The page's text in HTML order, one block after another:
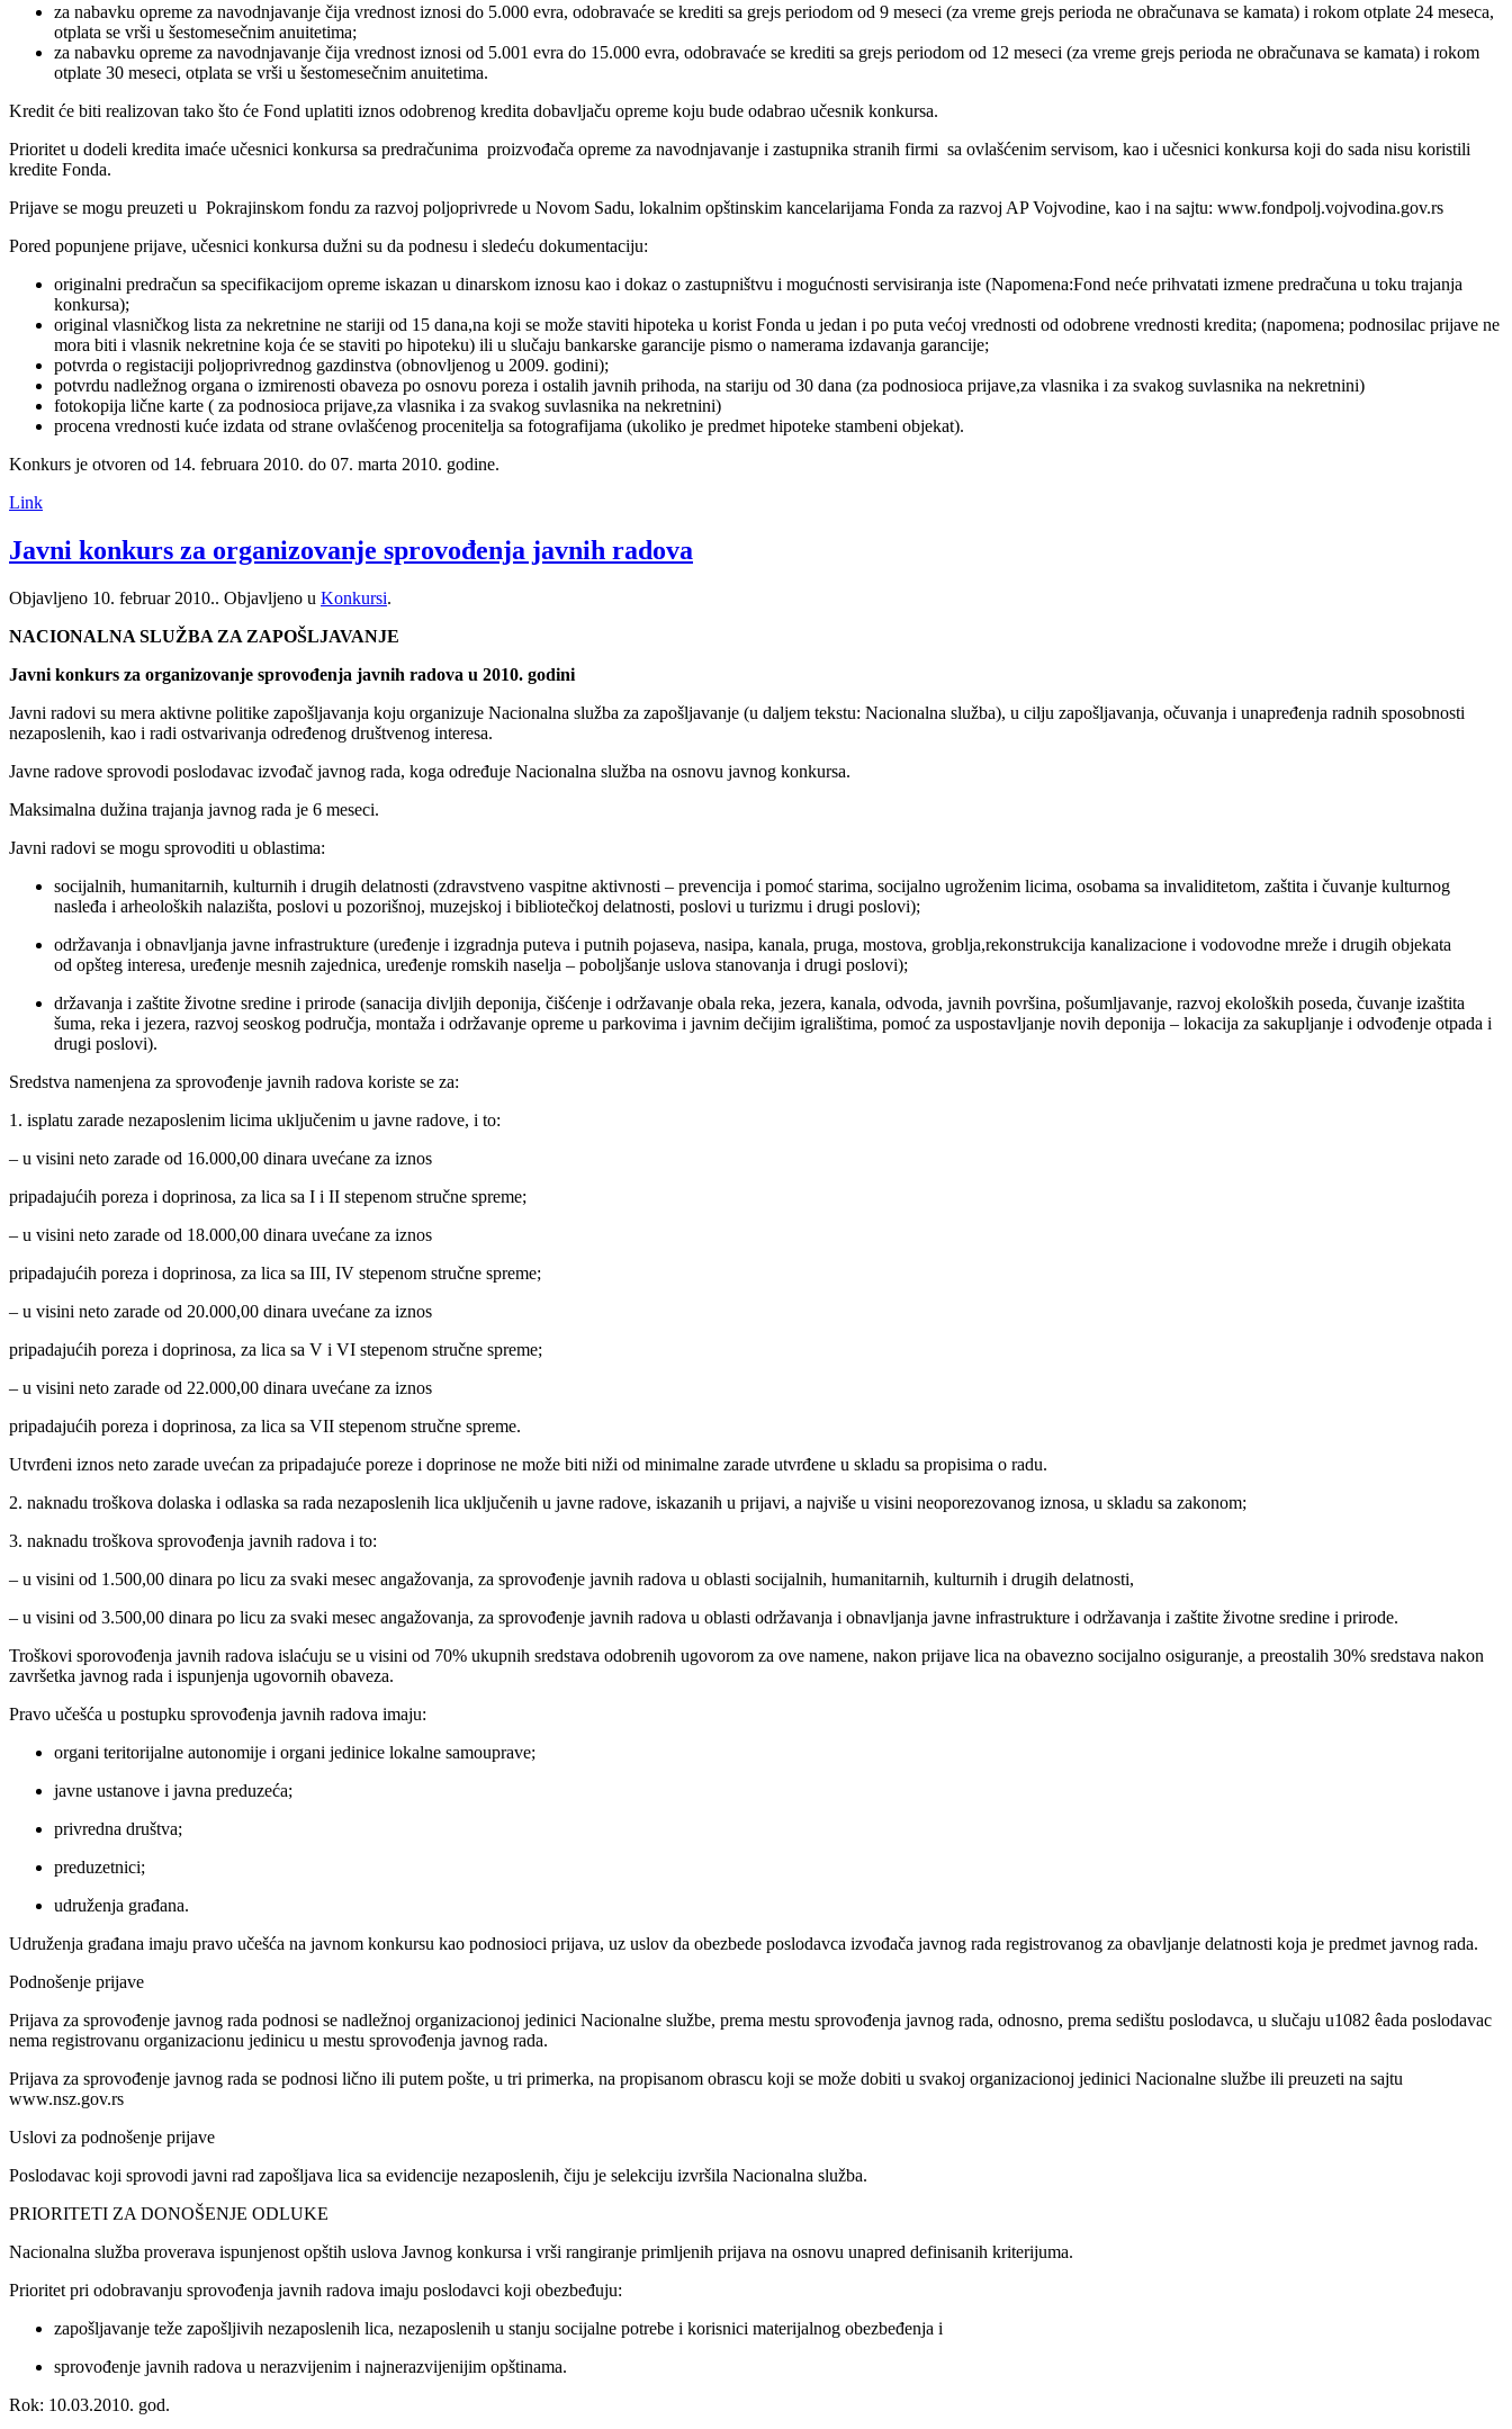
za nabavku opreme za navodnjavanje čija vrednost iznosi do 5.000 evra, odobravaće se krediti sa grejs periodom od 9 meseci (za vreme grejs perioda ne obračunava se kamata) i rokom otplate 24 meseca,
otplata se vrši u šestomesečnim anuitetima;
za nabavku opreme za navodnjavanje čija vrednost iznosi od 5.001 evra do 15.000 evra, odobravaće se krediti sa grejs periodom od 12 meseci (za vreme grejs perioda ne obračunava se kamata) i rokom
otplate 30 meseci, otplata se vrši u šestomesečnim anuitetima.
Kredit će biti realizovan tako što će Fond uplatiti iznos odobrenog kredita dobavljaču opreme koju bude odabrao učesnik konkursa.
Prioritet u dodeli kredita imaće učesnici konkursa sa predračunima proizvođača opreme za navodnjavanje i zastupnika stranih firmi sa ovlašćenim servisom, kao i učesnici konkursa koji do sada nisu koristili
kredite Fonda.
Prijave se mogu preuzeti u Pokrajinskom fondu za razvoj poljoprivrede u Novom Sadu, lokalnim opštinskim kancelarijama Fonda za razvoj AP Vojvodine, kao i na sajtu: www.fondpolj.vojvodina.gov.rs
Pored popunjene prijave, učesnici konkursa dužni su da podnesu i sledeću dokumentaciju:
originalni predračun sa specifikacijom opreme iskazan u dinarskom iznosu kao i dokaz o zastupništvu i mogućnosti servisiranja iste (Napomena:Fond neće prihvatati izmene predračuna u toku trajanja
konkursa);
original vlasničkog lista za nekretnine ne stariji od 15 dana,na koji se može staviti hipoteka u korist Fonda u jedan i po puta većoj vrednosti od odobrene vrednosti kredita; (napomena; podnosilac prijave ne
mora biti i vlasnik nekretnine koja će se staviti po hipoteku) ili u slučaju bankarske garancije pismo o namerama izdavanja garancije;
potvrda o registaciji poljoprivrednog gazdinstva (obnovljenog u 2009. godini);
potvrdu nadležnog organa o izmirenosti obaveza po osnovu poreza i ostalih javnih prihoda, na stariju od 30 dana (za podnosioca prijave,za vlasnika i za svakog suvlasnika na nekretnini)
fotokopija lične karte ( za podnosioca prijave,za vlasnika i za svakog suvlasnika na nekretnini)
procena vrednosti kuće izdata od strane ovlašćenog procenitelja sa fotografijama (ukoliko je predmet hipoteke stambeni objekat).
Konkurs je otvoren od 14. februara 2010. do 07. marta 2010. godine.
Link
Javni konkurs za organizovanje sprovođenja javnih radova
Objavljeno 10. februar 2010.. Objavljeno u Konkursi.
NACIONALNA SLUŽBA ZA ZAPOŠLJAVANJE
Javni konkurs za organizovanje sprovođenja javnih radova u 2010. godini
Javni radovi su mera aktivne politike zapošljavanja koju organizuje Nacionalna služba za zapošljavanje (u daljem tekstu: Nacionalna služba), u cilju zapošljavanja, očuvanja i unapređenja radnih sposobnosti
nezaposlenih, kao i radi ostvarivanja određenog društvenog interesa.
Javne radove sprovodi poslodavac izvođač javnog rada, koga određuje Nacionalna služba na osnovu javnog konkursa.
Maksimalna dužina trajanja javnog rada je 6 meseci.
Javni radovi se mogu sprovoditi u oblastima:
socijalnih, humanitarnih, kulturnih i drugih delatnosti (zdravstveno vaspitne aktivnosti – prevencija i pomoć starima, socijalno ugroženim licima, osobama sa invaliditetom, zaštita i čuvanje kulturnog
nasleđa i arheoloških nalazišta, poslovi u pozorišnoj, muzejskoj i bibliotečkoj delatnosti, poslovi u turizmu i drugi poslovi);
održavanja i obnavljanja javne infrastrukture (uređenje i izgradnja puteva i putnih pojaseva, nasipa, kanala, pruga, mostova, groblja,rekonstrukcija kanalizacione i vodovodne mreže i drugih objekata
od opšteg interesa, uređenje mesnih zajednica, uređenje romskih naselja – poboljšanje uslova stanovanja i drugi poslovi);
državanja i zaštite životne sredine i prirode (sanacija divljih deponija, čišćenje i održavanje obala reka, jezera, kanala, odvoda, javnih površina, pošumljavanje, razvoj ekoloških poseda, čuvanje izaštita
šuma, reka i jezera, razvoj seoskog područja, montaža i održavanje opreme u parkovima i javnim dečijim igralištima, pomoć za uspostavljanje novih deponija – lokacija za sakupljanje i odvođenje otpada i
drugi poslovi).
Sredstva namenjena za sprovođenje javnih radova koriste se za:
1. isplatu zarade nezaposlenim licima uključenim u javne radove, i to:
– u visini neto zarade od 16.000,00 dinara uvećane za iznos
pripadajućih poreza i doprinosa, za lica sa I i II stepenom stručne spreme;
– u visini neto zarade od 18.000,00 dinara uvećane za iznos
pripadajućih poreza i doprinosa, za lica sa III, IV stepenom stručne spreme;
– u visini neto zarade od 20.000,00 dinara uvećane za iznos
pripadajućih poreza i doprinosa, za lica sa V i VI stepenom stručne spreme;
– u visini neto zarade od 22.000,00 dinara uvećane za iznos
pripadajućih poreza i doprinosa, za lica sa VII stepenom stručne spreme.
Utvrđeni iznos neto zarade uvećan za pripadajuće poreze i doprinose ne može biti niži od minimalne zarade utvrđene u skladu sa propisima o radu.
2. naknadu troškova dolaska i odlaska sa rada nezaposlenih lica uključenih u javne radove, iskazanih u prijavi, a najviše u visini neoporezovanog iznosa, u skladu sa zakonom;
3. naknadu troškova sprovođenja javnih radova i to:
– u visini od 1.500,00 dinara po licu za svaki mesec angažovanja, za sprovođenje javnih radova u oblasti socijalnih, humanitarnih, kulturnih i drugih delatnosti,
– u visini od 3.500,00 dinara po licu za svaki mesec angažovanja, za sprovođenje javnih radova u oblasti održavanja i obnavljanja javne infrastrukture i održavanja i zaštite životne sredine i prirode.
Troškovi sporovođenja javnih radova islaćuju se u visini od 70% ukupnih sredstava odobrenih ugovorom za ove namene, nakon prijave lica na obavezno socijalno osiguranje, a preostalih 30% sredstava nakon
završetka javnog rada i ispunjenja ugovornih obaveza.
Pravo učešća u postupku sprovođenja javnih radova imaju:
organi teritorijalne autonomije i organi jedinice lokalne samouprave;
javne ustanove i javna preduzeća;
privredna društva;
preduzetnici;
udruženja građana.
Udruženja građana imaju pravo učešća na javnom konkursu kao podnosioci prijava, uz uslov da obezbede poslodavca izvođača javnog rada registrovanog za obavljanje delatnosti koja je predmet javnog rada.
Podnošenje prijave
Prijava za sprovođenje javnog rada podnosi se nadležnoj organizacionoj jedinici Nacionalne službe, prema mestu sprovođenja javnog rada, odnosno, prema sedištu poslodavca, u slučaju u1082 êada poslodavac
nema registrovanu organizacionu jedinicu u mestu sprovođenja javnog rada.
Prijava za sprovođenje javnog rada se podnosi lično ili putem pošte, u tri primerka, na propisanom obrascu koji se može dobiti u svakoj organizacionoj jedinici Nacionalne službe ili preuzeti na sajtu
www.nsz.gov.rs
Uslovi za podnošenje prijave
Poslodavac koji sprovodi javni rad zapošljava lica sa evidencije nezaposlenih, čiju je selekciju izvršila Nacionalna služba.
PRIORITETI ZA DONOŠENJE ODLUKE
Nacionalna služba proverava ispunjenost opštih uslova Javnog konkursa i vrši rangiranje primljenih prijava na osnovu unapred definisanih kriterijuma.
Prioritet pri odobravanju sprovođenja javnih radova imaju poslodavci koji obezbeđuju:
zapošljavanje teže zapošljivih nezaposlenih lica, nezaposlenih u stanju socijalne potrebe i korisnici materijalnog obezbeđenja i
sprovođenje javnih radova u nerazvijenim i najnerazvijenijim opštinama.
Rok: 10.03.2010. god.